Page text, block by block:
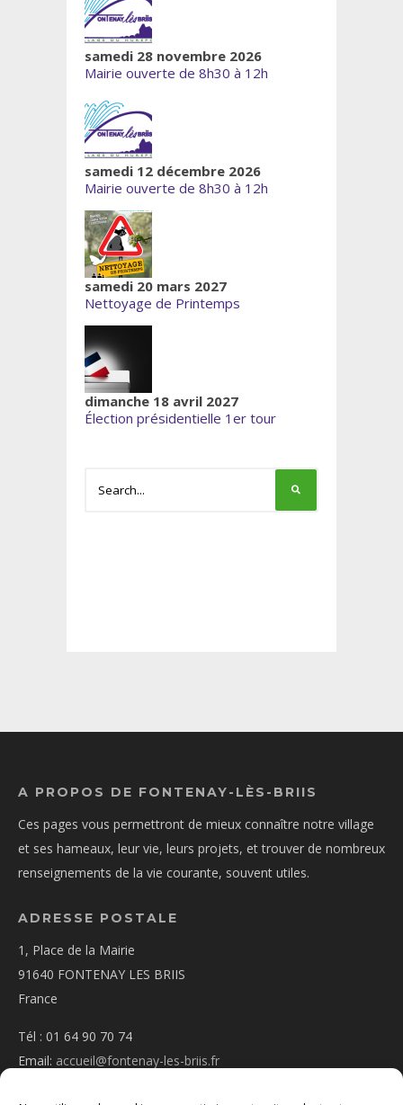
samedi 28 novembre 2026
Mairie ouverte de 8h30 à 12h
samedi 12 décembre 2026
Mairie ouverte de 8h30 à 12h
samedi 20 mars 2027
Nettoyage de Printemps
dimanche 18 avril 2027
Élection présidentielle 1er tour
A PROPOS DE FONTENAY-LÈS-BRIIS
Ces pages vous permettront de mieux connaître notre village
et ses hameaux, leur vie, leurs projets, et trouver de nombreux
renseignements de la vie courante, souvent utiles.
ADRESSE POSTALE
1, Place de la Mairie
91640 FONTENAY LES BRIIS
France
Tél : 01 64 90 70 74
Email: accueil@fontenay-les-briis.fr